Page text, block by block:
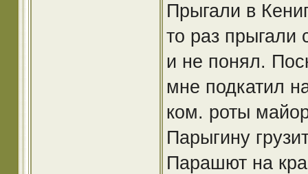
Прыгали в
то раз прыгали
и не понял.
мне подкатил
ком. роты
Парыгину
Парашют на